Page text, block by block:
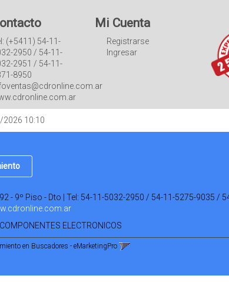
(+5411) 54-11-
2950 / 54-11-
2951 / 54-11-
8950
Mi Cuenta
Registrarse
Ingresar
10:10
- 9º Piso - Dto | Tel: 54-11-5032-2950 / 54-11-5275-9035 /
ELECTRONICOS
en Buscadores - eMarketingPro